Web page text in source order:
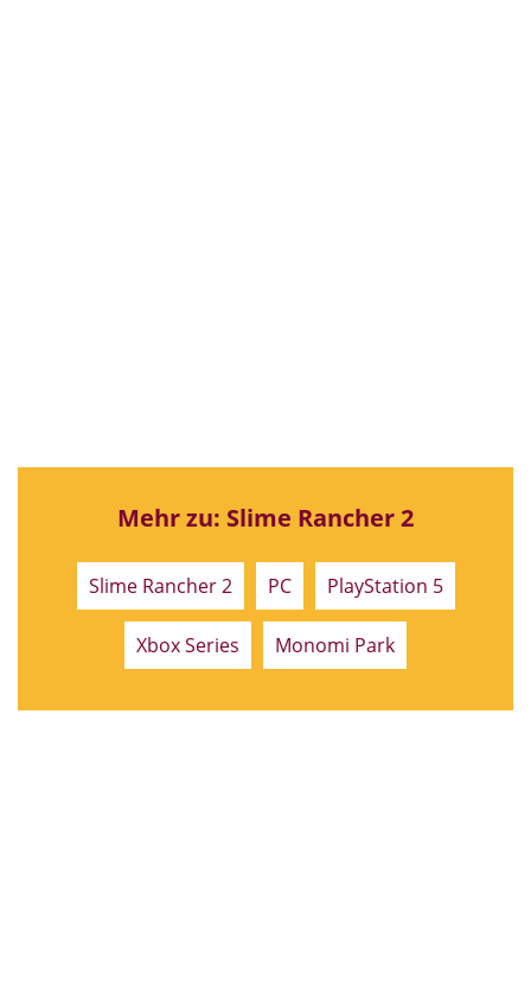
Mehr zu: Slime Rancher 2
Slime Rancher 2 PC PlayStation 5
Xbox Series Monomi Park